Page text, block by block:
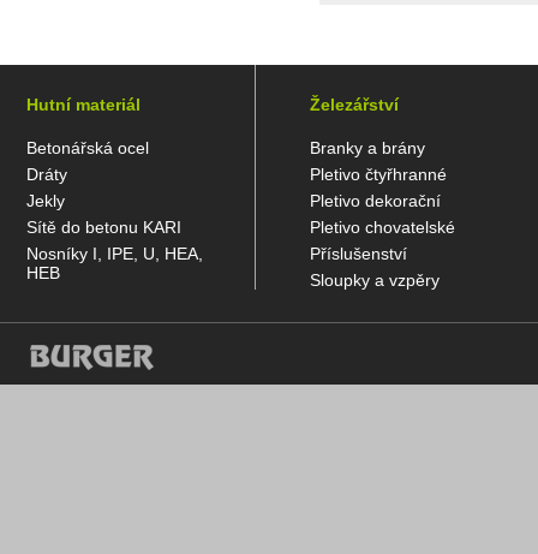
Hutní materiál
Betonářská ocel
Dráty
Jekly
Sítě do betonu KARI
Nosníky I, IPE, U, HEA,
HEB
Železářství
Branky a brány
Pletivo čtyřhranné
Pletivo dekorační
Pletivo chovatelské
Příslušenství
Sloupky a vzpěry